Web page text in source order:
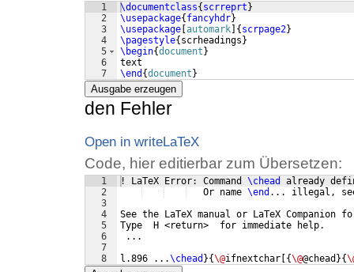
1
2
3
4
5
6
7
\documentclass{ scrreprt }
\usepackage{ fancyhdr}
\usepackage automark { scrpage2}
\pagestyle{ scrheadings }
\begin{document }
text
\end {document }
Ausgabe erzeugen
den Fehler
Open in writeLaTeX
Code, hier editierbar zum Übersetzen:
1
2
3
4
5
6
7
8
! LaTeX Error: Command \chead
already
   Or name
\end ... illegal, see
See the LaTeX manual or LaTeX Companion
Type  H <return>  for immediate help.
...
l.896 ...\chead }{\@ifnextchar [{\@@chead }{